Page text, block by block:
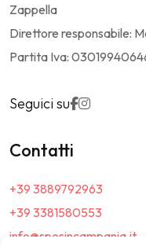
Zappella
Direttore responsabile:
Partita Iva:
Seguici su
Contatti
+39 3889792963
+39 3381580553
info@sposincampania.it